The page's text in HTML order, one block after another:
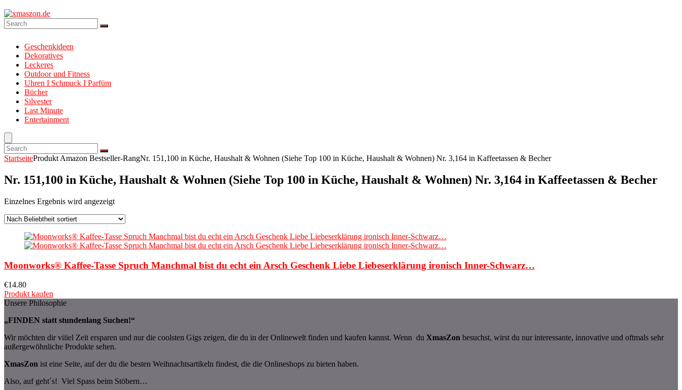
Geschenkideen
Dekoratives
Leckeres
Outdoor und Fitness
Uhren I Schmuck I Parfüm
Bücher
Silvester
Last Minute
Entertainment
StartseiteProdukt Amazon Bestseller-RangNr. 151,100 in Küche, Haushalt & Wohnen (Siehe Top 100 in Küche, Haushalt & Wohnen) Nr. 3,164 in Kaffeetassen & Becher
Nr. 151,100 in Küche, Haushalt & Wohnen (Siehe Top 100 in Küche, Haushalt & Wohnen) Nr. 3,164 in Kaffeetassen & Becher
Einzelnes Ergebnis wird angezeigt
Moonworks® Kaffee-Tasse Spruch Manchmal bist du echt ein Arsch Geschenk Liebe Liebeserklärung ironisch Inner-Schwarz…
€14.80
Produkt kaufen
Unsere Philosophie
„FINDEN statt stundenlang Suchen!“
Wir möchten dir viiiel Zeit ersparen und nur die coolsten Gigs zeigen, die du in der Onlinewelt finden und kaufen kannst. Wenn du XmasZon besuchst, wirst du nur interessante, innovative und oftmals sehr
außergewöhnliche Produkte sehen.
XmasZon ist eine Seite, auf der du die besten Weihnachtsartikeln findest, die die Onlineshops zu bieten haben.
Also, auf geht´s! Viel Spass beim Stöbern…